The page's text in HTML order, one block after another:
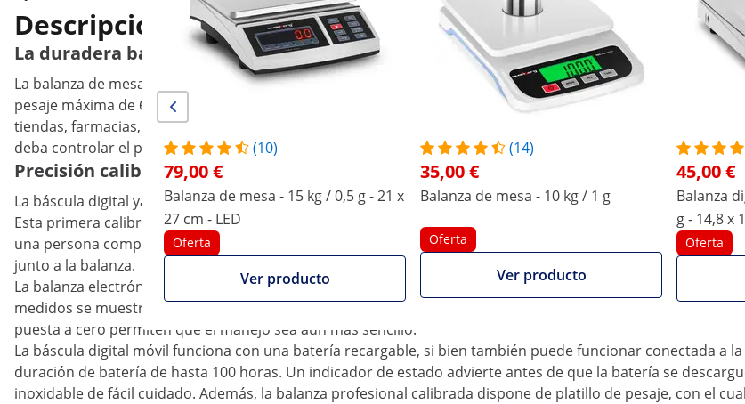
(10)
79,00 €
Balanza de mesa - 15 kg / 0,5 g - 21 x
27 cm - LED
Oferta
Ver producto
(14)
35,00 €
Balanza de mesa - 10 kg / 1 g
Oferta
Ver producto
45,00 €
Balanza
g - 14,8 x
Oferta
Descripción del producto
La duradera báscula de mesa con pantalla LCD
La balanza de mesa TEKO+LCD06T-P1-B1 proporciona resultados de medición exactos, tiene una capacidad
pesaje máxima de 6 kg y una precisión de 2 g. Por lo tanto, la báscula certificable resulta ideal para trabajos en
tiendas, farmacias, herboristerías, industria alimentaria, venta ambulante u otras áreas de aplicación en las
deba controlar el peso del producto.
Precisión calibrada con la balanza digital de TEM
La báscula digital ya está calibrada y es certificable, por lo que puede utilizarse en el sector comercial, lo
Esta primera calibración es válida para los primeros dos años tras la puesta en servicio, si bien depende
una persona competente y autorizada. Solamente entonces la báscula electrónica recibirá la etiqueta de
junto a la balanza.
La balanza electrónica de TEM ofrece dos rangos de medición. Hasta 3 kg, la precisión será de 1 g; para
medidos se muestran en una pantalla LCD de seis dígitos, particularmente fácil de leer gracias a la luz de
puesta a cero permiten que el manejo sea aún más sencillo.
La báscula digital móvil funciona con una batería recargable, si bien también puede funcionar conectada a
duración de batería de hasta 100 horas. Un indicador de estado advierte antes de que la batería se
inoxidable de fácil cuidado. Además, la balanza profesional calibrada dispone de platillo de pesaje, con el